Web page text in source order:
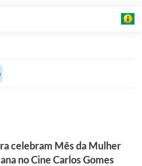
celebram Mês da Mulher
no Cine Carlos Gomes